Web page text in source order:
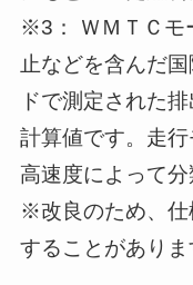
※3： ＷＭＴＣモ
止などを含んだ
ドで測定された
計算値です。走
高速度によって分
※改良のため、仕
することがありま